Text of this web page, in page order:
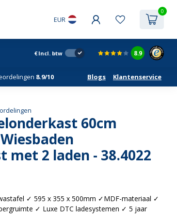
EUR
0
€ Incl. btw 8.9
8.9/10 Blogs Klantenservice
60cm
met 2 laden - 38.4022
✓ 595 x 355 x 500mm ✓MDF-materiaal ✓
✓ Luxe DTC ladesystemen ✓ 5 jaar